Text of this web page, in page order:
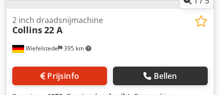
Wiefelstede 395 km
2 inch draadsnijmachine
Collins22 A
Prijsinfo Bellen